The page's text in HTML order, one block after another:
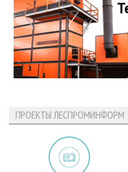
ПРОЕКТЫ ЛЕСПРОМИНФОРМ